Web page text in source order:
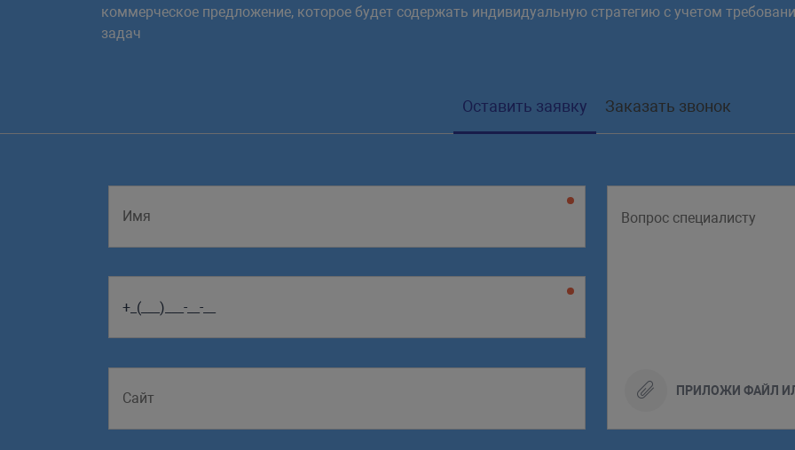
коммерческое предложение, которое будет содержать индивидуальную стратегию с учетом
задач
Оставить заявку Заказать звонок
ПРИЛОЖИ ФАЙЛ